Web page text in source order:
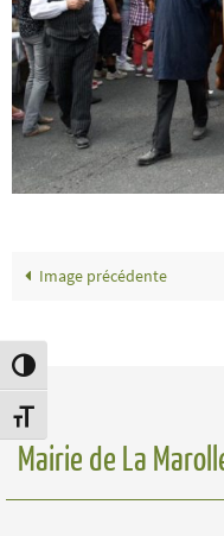
Passer en contraste élevé
Changer la taille de la police
Image précédente
Mairie de La